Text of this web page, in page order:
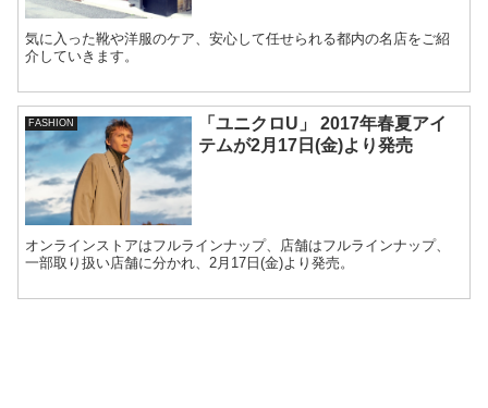
気に入った靴や洋服のケア、安心して任せられる都内の名店をご紹
介していきます。
FASHION
「ユニクロU」 2017年春夏アイ
テムが2月17日(金)より発売
オンラインストアはフルラインナップ、店舗はフルラインナップ、
一部取り扱い店舗に分かれ、2月17日(金)より発売。